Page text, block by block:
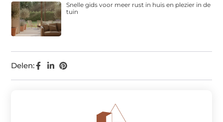
Delen:
Snelle gids voor meer rust in huis en plezier in de
tuin